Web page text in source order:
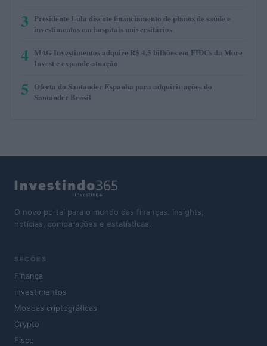
3 Presidente Lula discute financiamento de planos de saúde e
investimentos em hospitais universitários
4 MAG Investimentos adquire R$ 4,5 bilhões em FIDCs da More
Invest e expande atuação
5 Oferta do Santander Espanha para adquirir ações do
Santander Brasil
O novo portal para o mundo das finanças. Insights,
notícias, comparações e estatísticas.
SEÇÕES
Finança
Investimentos
Moedas criptográficas
Crypto
Fisco